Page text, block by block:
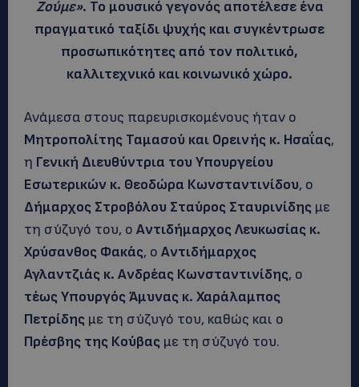
Ζούμε». Το μουσικό γεγονός αποτέλεσε ένα
πραγματικό ταξίδι ψυχής και συγκέντρωσε
προσωπικότητες από τον πολιτικό,
καλλιτεχνικό και κοινωνικό χώρο.
Ανάμεσα στους παρευρισκομένους ήταν ο
Μητροπολίτης Ταμασού και Ορεινής κ. Ησαΐας,
η Γενική Διευθύντρια του Υπουργείου
Εσωτερικών κ. Θεοδώρα Κωνσταντινίδου, ο
Δήμαρχος Στροβόλου Σταύρος Σταυρινίδης με
τη σύζυγό του, ο Αντιδήμαρχος Λευκωσίας κ.
Χρύσανθος Φακάς, ο Αντιδήμαρχος
Αγλαντζιάς κ. Ανδρέας Κωνσταντινίδης, ο
τέως Υπουργός Άμυνας κ. Χαράλαμπος
Πετρίδης με τη σύζυγό του, καθώς και ο
Πρέσβης της Κούβας με τη σύζυγό του.